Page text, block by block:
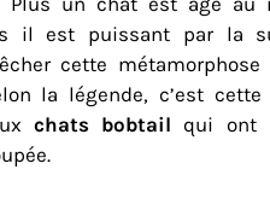
il est puissant par la
cette
la légende, c’est
chats bobtail qui ont